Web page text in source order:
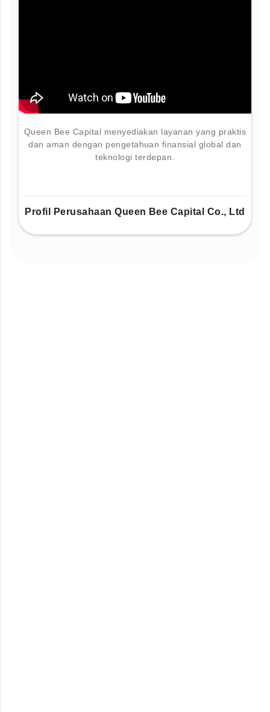
Queen Bee Capital menyediakan layanan yang praktis
dan aman dengan pengetahuan finansial global dan
teknologi terdepan.
Profil Perusahaan Queen Bee Capital Co., Ltd